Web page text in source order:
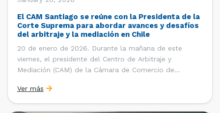
El CAM Santiago se reúne con la Presidenta de la
Corte Suprema para abordar avances y desafíos
del arbitraje y la mediación en Chile
20 de enero de 2026. Durante la mañana de este
viernes, el presidente del Centro de Arbitraje y
Mediación (CAM) de la Cámara de Comercio de
del CAM Santiago, Ximena Vial; y el gerente general de
la CCS, Carlos Soublette, sostuvieron un encuentro […]
Ver más